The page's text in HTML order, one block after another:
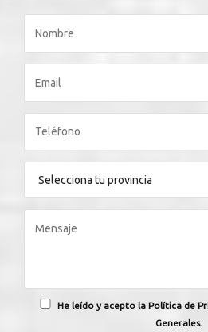
He leído y acepto la Política de
Generales.